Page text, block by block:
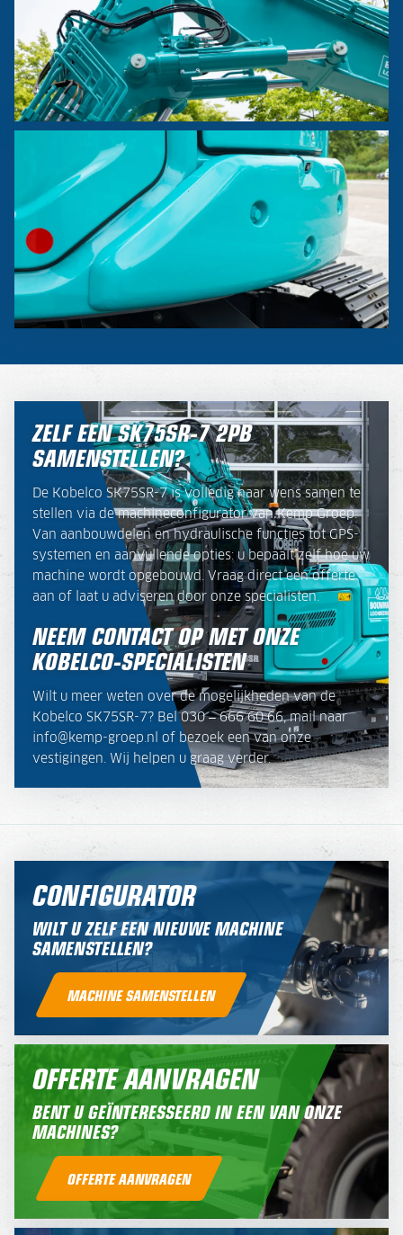
ZELF EEN SK75SR-7 2PB
SAMENSTELLEN?
De Kobelco SK75SR-7 is volledig naar wens samen te
stellen via de machineconfigurator van Kemp Groep.
Van aanbouwdelen en hydraulische functies tot GPS-
systemen en aanvullende opties: u bepaalt zelf hoe uw
machine wordt opgebouwd. Vraag direct een offerte
aan of laat u adviseren door onze specialisten.
NEEM CONTACT OP MET ONZE
KOBELCO-SPECIALISTEN
Wilt u meer weten over de mogelijkheden van de
Kobelco SK75SR-7? Bel 030 – 666 60 66, mail naar
info@kemp-groep.nl of bezoek een van onze
vestigingen. Wij helpen u graag verder.
CONFIGURATOR
WILT U ZELF EEN NIEUWE MACHINE
SAMENSTELLEN?
MACHINE SAMENSTELLEN
OFFERTE AANVRAGEN
BENT U GEÏNTERESSEERD IN EEN VAN ONZE
MACHINES?
OFFERTE AANVRAGEN